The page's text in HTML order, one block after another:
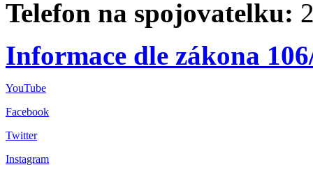
Telefon na spojovatelku:
Informace dle zákona
YouTube
Facebook
Twitter
Instagram